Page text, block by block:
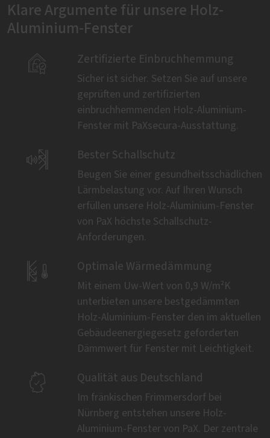
Klare Argumente für unsere Holz-
Aluminium-Fenster
 Zertifizierte Einbruchhemmung
Sicher ist sicher. Setzen Sie auf unsere
geprüften und zertifizierten
einbruchhemmenden Holz-Aluminium-
Fenster mit PaXsecura-Ausstattung.
 Bester Schallschutz
Beugen Sie einer gesundheitsschädlichen
Lärmbelastung vor. Auf Ihren Wunsch
erfüllen unsere Holz-Aluminium-Fenster
von PaX höchste Schallschutz-
Anforderungen.
 Optimale Wärmedämmung
Mit einem Uw-Wert von 0,9 W/m²K
unterbieten unsere bestgedämmten
Holz-Aluminium-Fenster den im aktuellen
Gebäudeenergiegesetz geforderten
Dämmwert für Fenster mit Leichtigkeit.
 Qualität aus Deutschland
Im fränkischen Frimmersdorf bei
Nürnberg entstehen unsere Holz-
Aluminium-Fenster von PaX. Der zentrale